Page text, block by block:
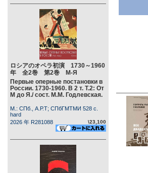
ロシアのオペラ初演 1730～1960
年 全2巻 第2巻 М-Я
Первые оперные постановки в
России. 1730-1960. В 2 т. Т.2: От
М до Я./ сост. М.М. Годлевская.
М.: СПб., А.Р.Т; СПбГМТМИ 528 c.
hard
2026 年 R281088
\23,100